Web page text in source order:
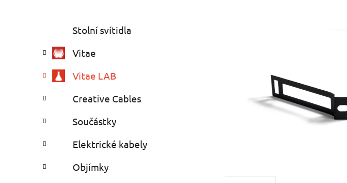
s
r
n
n
p
n
kategorie
e
o
i
Stolní svítidla
Vitae
Vitae LAB
Creative Cables
Součástky
Elektrické kabely
Objímky